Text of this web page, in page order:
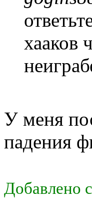
хааков
У меня
падения
Добавлено